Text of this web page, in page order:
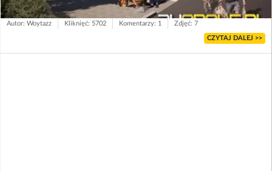
Autor: Woytazz Kliknięć: 5702 Komentarzy: 1 Zdjęć: 7
CZYTAJ DALEJ >>